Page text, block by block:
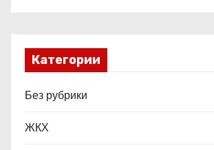
Категории
Без рубрики
ЖКХ